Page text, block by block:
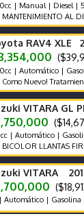
| Manual | Diesel |
AL DIA-
RAV4 XLE
| Automático |
Nuevo! Tratamiento
VITARA GL
| Automático |
LLANTAS
VITARA
| Automático | Gasolina